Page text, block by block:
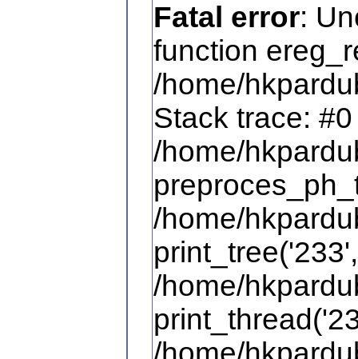
Fatal error:
function
/home/
Stack trace: #0
/home/
/home/
/home/